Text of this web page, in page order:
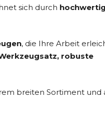
sich durch
, die Ihre Arbeit
robuste
breiten Sortiment und